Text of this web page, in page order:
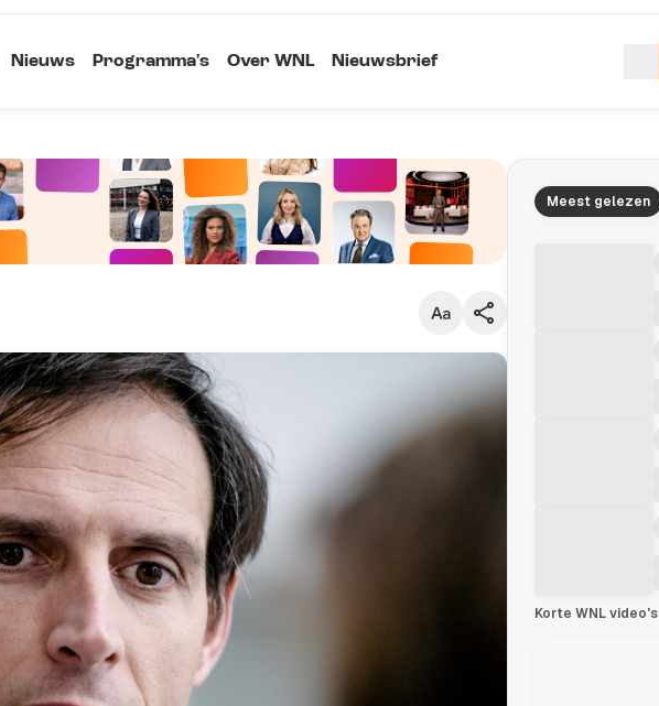
Nieuws Programma's Over WNL Nieuwsbrief
Standaard
Groot
Kopieer link
Meest gelezen
Korte WNL video's